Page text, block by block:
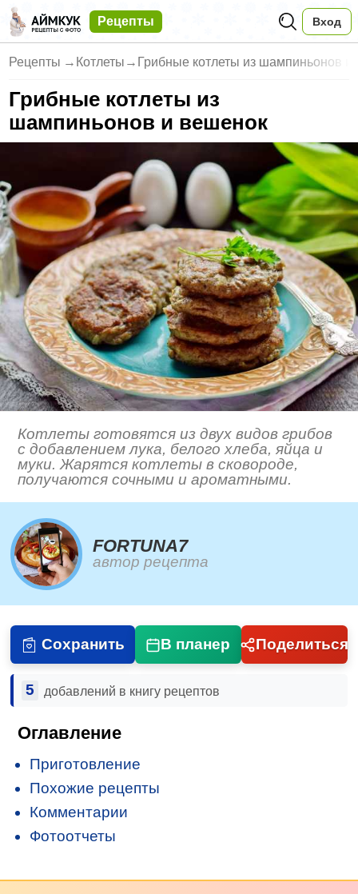
Рецепты Вход
Рецепты → Котлеты → Грибные котлеты из шампиньонов и
Грибные котлеты из
шампиньонов и вешенок
Котлеты готовятся из двух видов грибов
с добавлением лука, белого хлеба, яйца и
муки. Жарятся котлеты в сковороде,
получаются сочными и ароматными.
FORTUNA7
автор рецепта
Сохранить В планер Поделиться
5 добавлений в книгу рецептов
Оглавление
Приготовление
Похожие рецепты
Комментарии
Фотоотчеты